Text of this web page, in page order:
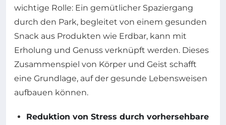
wichtige Rolle: Ein gemütlicher Spaziergang
durch den Park, begleitet von einem gesunden
Snack aus Produkten wie Erdbar, kann mit
Erholung und Genuss verknüpft werden. Dieses
Zusammenspiel von Körper und Geist schafft
eine Grundlage, auf der gesunde Lebensweisen
aufbauen können.
Reduktion von Stress durch vorhersehbare